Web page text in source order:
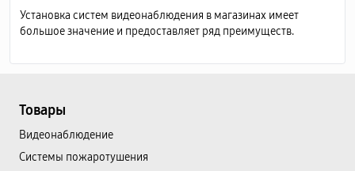
Установка систем видеонаблюдения в магазинах имеет
большое значение и предоставляет ряд преимуществ.
Товары
Видеонаблюдение
Системы пожаротушения